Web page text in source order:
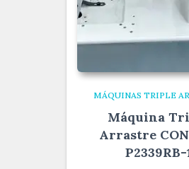
MÁQUINAS TRIPLE
Máquina
Arrastre
P2339RB-